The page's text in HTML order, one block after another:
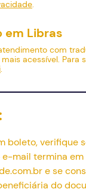
.
em Libras
com
acessível. Para
.
boleto, verifique
e-mail termina em
e se
do
Continuar